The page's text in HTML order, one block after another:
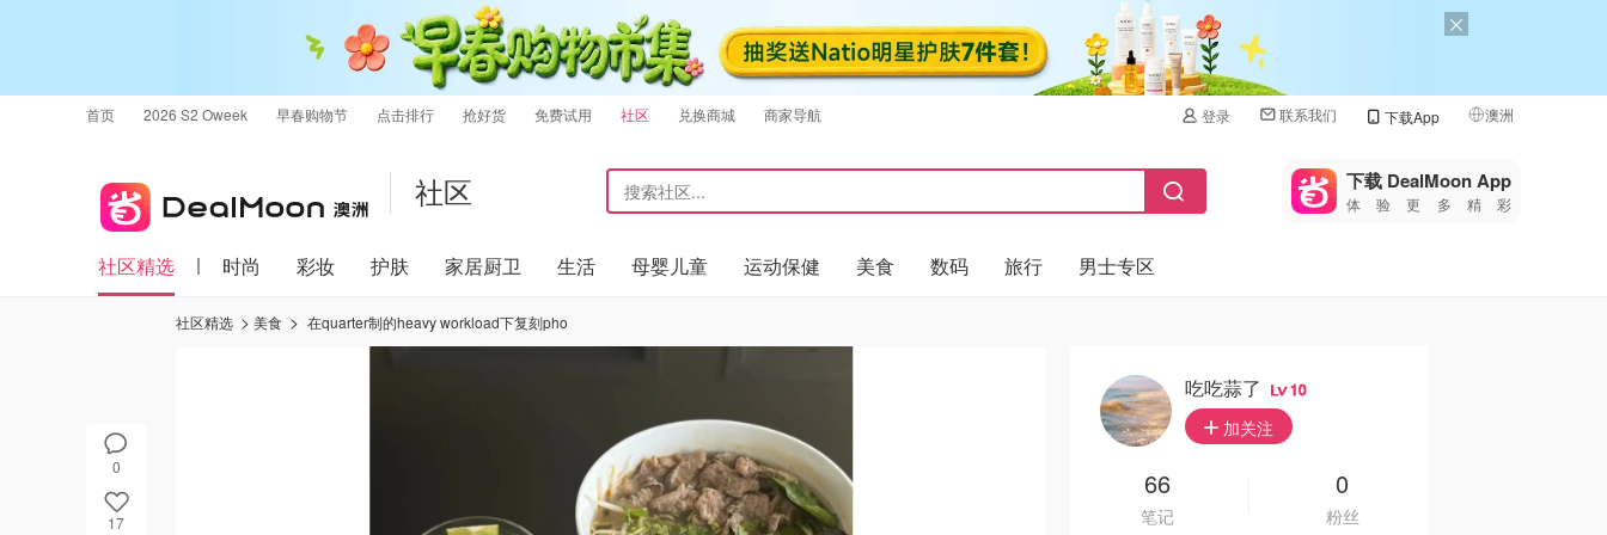
首页 2026 S2 Oweek 早春购物节 点击排行 抢好货 免费试用 社区 兑换商城 商家导航 登录 联系我们 下载App 澳洲
🇺🇸
🇨🇳 中国
社区 下载 DealMoon App
体验更多精彩
社区精选 时尚 彩妆 护肤 家居厨卫 生活 母婴儿童 运动保健 美食 数码 旅行 男士专区
0
17
社区精选 美食 在quarter制的heavy workload下复刻pho
吃吃蒜了 10
加关注
66
笔记
0
粉丝